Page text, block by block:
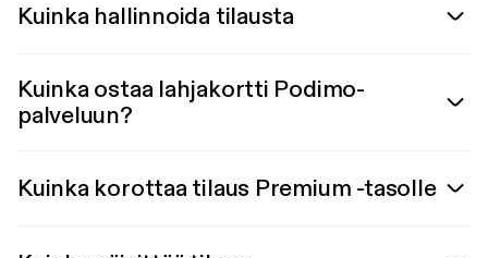
Kuinka hallinnoida tilausta
Kuinka ostaa lahjakortti Podimo-
palveluun?
Kuinka korottaa tilaus Premium -tasolle